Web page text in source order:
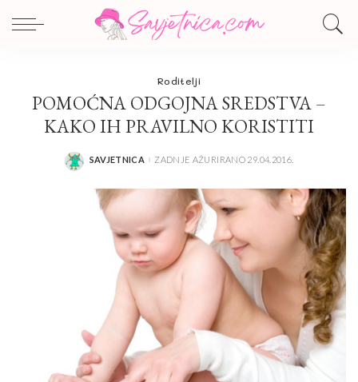
Roditelji
POMOĆNA ODGOJNA SREDSTVA –
KAKO IH PRAVILNO KORISTITI
POSTED
SAVJETNICA ZADNJE AŽURIRANO 29.04.2016.